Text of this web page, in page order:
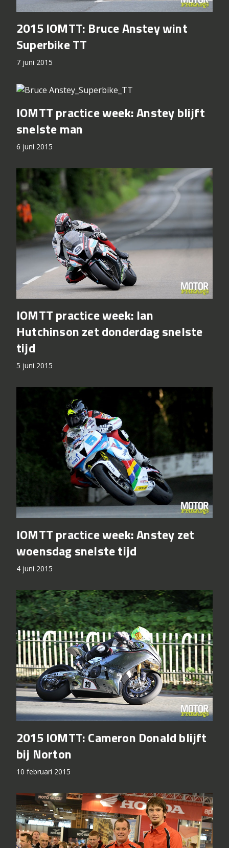
2015 IOMTT: Bruce Anstey wint
Superbike TT
IOMTT practice week: Anstey blijft
snelste man
IOMTT practice week: Ian
Hutchinson zet donderdag snelste
tijd
5 juni 2015
IOMTT practice week: Anstey zet
woensdag snelste tijd
4 juni 2015
2015 IOMTT: Cameron Donald blijft
bij Norton